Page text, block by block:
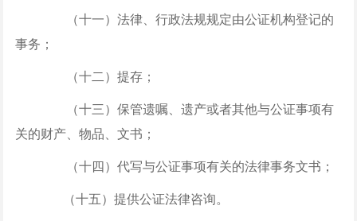
（十一）法律、行政法规规定由公证机构登记的
事务；
（十二）提存；
（十三）保管遗嘱、遗产或者其他与公证事项有
关的财产、物品、文书；
（十四）代写与公证事项有关的法律事务文书；
（十五）提供公证法律咨询。